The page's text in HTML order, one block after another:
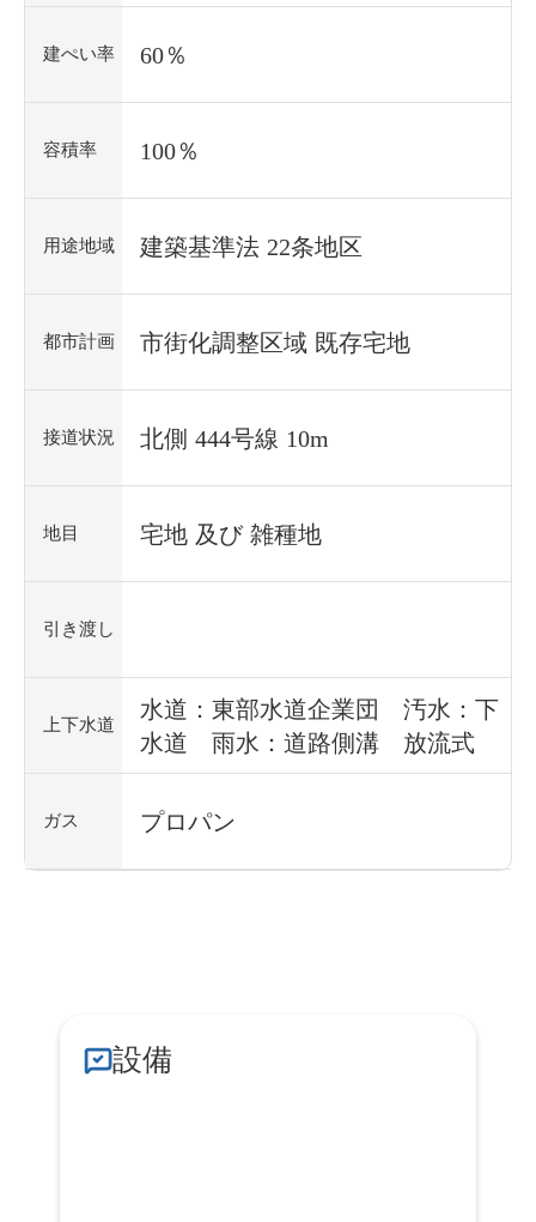
建ぺい率 60％
容積率 100％
用途地域 建築基準法 22条地区
都市計画 市街化調整区域 既存宅地
接道状況 北側 444号線 10m
地目 宅地 及び 雑種地
引き渡し
上下水道
水道：東部水道企業団 汚水：下
水道 雨水：道路側溝 放流式
ガス プロパン
設備